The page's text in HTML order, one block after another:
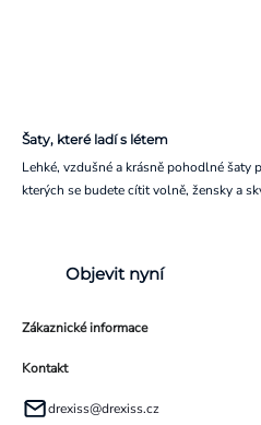
Šaty, které ladí s létem
Lehké, vzdušné a krásně pohodlné šaty
kterých se budete cítit volně, žensky a
Objevit nyní
Zákaznické informace
Kontakt
drexiss@drexiss.cz